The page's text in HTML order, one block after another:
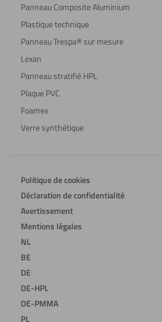
Panneau Composite Aluminium
Plastique technique
Panneau Trespa® sur mesure
Lexan
Panneau stratifié HPL
Plaque PVC
Foamex
Verre synthétique
Politique de cookies
Déclaration de confidentialité
Avertissement
Mentions légales
NL
BE
DE
DE-HPL
DE-PMMA
PL